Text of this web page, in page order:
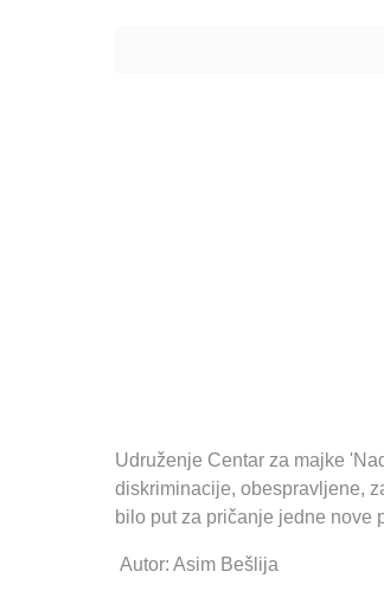
Udruženje Centar za majke
diskriminacije, obespravljene,
bilo put za pričanje jedne nove
Autor: Asim Bešlija